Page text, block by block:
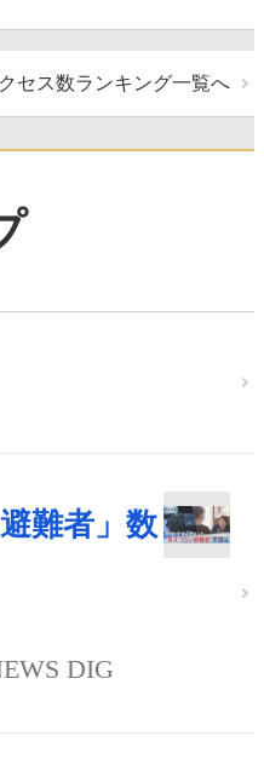
セス数ランキング一覧へ
難者」数
DIG